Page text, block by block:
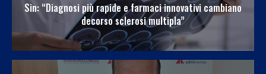
Sin: “Diagnosi più rapide e farmaci innovativi cambiano
decorso sclerosi multipla”